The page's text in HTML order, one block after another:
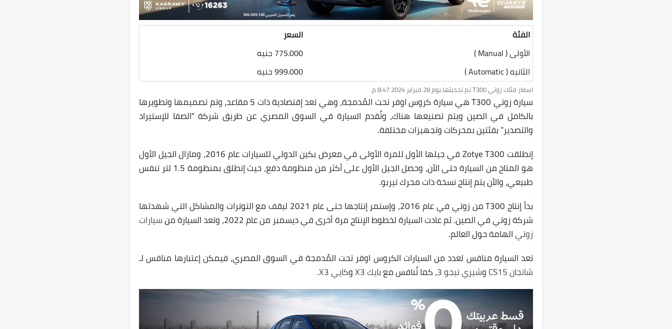
الفئة
السعر
الأولى ( Manual )
775.000 جنيه
الثانيه ( Automatic )
999.000 جنيه
اسعار فئات زوتي T300 تم تحديثها يوم 28 فبراير 2024 8:47 م.
سيارة زوتي T300 هي سيارة كروس اوفر تحت المُدمجة، وهي تعد إقتصادية ذات 5 مقاعد، وتم تصميمها وتطويرها
بالكامل في الصين ويتم تصنيعها هناك، وتُقدم السيارة في السوق المصري عن طريق شركة “الصفا للإستيراد
والتصدير” بفئتين بمحركات وتجهيزات مختلفة.
إنطلقت Zotye T300 في جيلها الأول للمرة الأولى في معرض بكين الدولي للسيارات عام 2016، ومازال الجيل الأول
هو المتاح من السيارة حتى الأن، وحصل الجيل الأول على أكثر من منظومة دفع، حيث إنطلق بمنظومة 1.5 لتر تنفس
طبيعي، والأن يتم إنتاج نسخة ذات محرك تيربو.
بدأ إنتاج T300 من زوتي في عام 2016، وإستمر إنتاجها حتى عام 2021 ليقف مع التوترات والمشاكل التي شهدتها
شركة زوتي في الصين. ثم عادت السيارة لخطوط الإنتاج مرة أخرى في ديسمبر من عام 2022، وتعد السيارة من
سيارات
زوتيالهامة حول العالم.
تعد السيارة منافس لعدد من السيارات الكروس اوفر تحت المُدمجة في السوق المصري، فيمكن إعتبارها منافس لـ
شانجان CS15
وشيري تيجو 3 ، كما تُنافس معبايك X3 وكايي X3 .